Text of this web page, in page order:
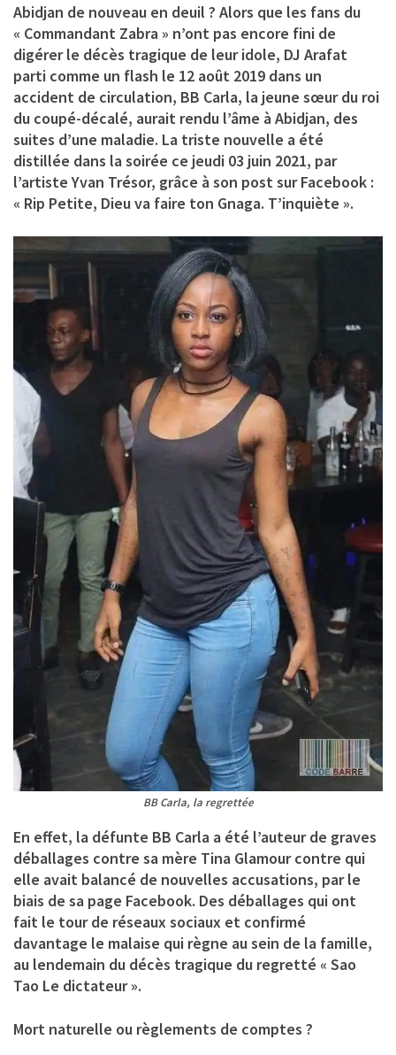
Abidjan de nouveau en deuil ? Alors que les fans du
« Commandant Zabra » n’ont pas encore fini de
digérer le décès tragique de leur idole, DJ Arafat
parti comme un flash le 12 août 2019 dans un
accident de circulation, BB Carla, la jeune sœur du roi
du coupé-décalé, aurait rendu l’âme à Abidjan, des
suites d’une maladie. La triste nouvelle a été
distillée dans la soirée ce jeudi 03 juin 2021, par
l’artiste Yvan Trésor, grâce à son post sur Facebook :
« Rip Petite, Dieu va faire ton Gnaga. T’inquiète ».
BB Carla, la regrettée
En effet, la défunte BB Carla a été l’auteur de graves
déballages contre sa mère Tina Glamour contre qui
elle avait balancé de nouvelles accusations, par le
biais de sa page Facebook. Des déballages qui ont
fait le tour de réseaux sociaux et confirmé
davantage le malaise qui règne au sein de la famille,
au lendemain du décès tragique du regretté « Sao
Tao Le dictateur ».
Mort naturelle ou règlements de comptes ?